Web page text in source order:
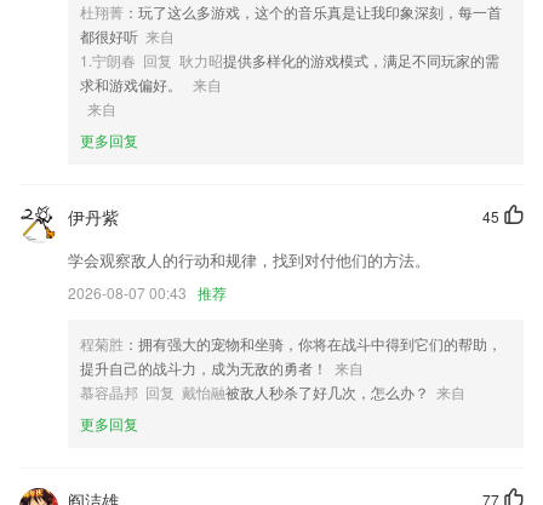
点那里；
4,如果拍摄过程中碰到问题，可在线咨询我们的客服！如果你对我们有任
何的意见或建议，欢迎反馈给我们！
5,极简风格界面，界面清爽简洁，享受舒适阅读体验；
6,这里面显示的内容是很全面的，可以为大家带来很不错的参考意义。
1.用户可以在营养健康知识问答上获取相关的营养知识，查看问答，食物
营养查看等
2.支持多个2265用户，家里有多个小孩时，一个系统就行，每个孩子的学
3.健康模式，护视力、养习惯，贴心健康距离提示，培养良好学习习惯；
4.带来了更多的优质服务，随时随地在线学习使用。
5.大数据智能作业因材施教教学高效
方案
杜翔菁 ：玩了这么多游戏，这个的音乐真是让我印象深刻，每一首
都很好听 来自
1.宁朗春 回复 耿力昭提供多样化的游戏模式，满足不同玩家的需
求和游戏偏好。
来自
来自
更多回复
45
伊丹紫
学会观察敌人的行动和规律，找到对付他们的方法。
2026-08-07 00:43 推荐
程菊胜 ：拥有强大的宠物和坐骑，你将在战斗中得到它们的帮助，
提升自己的战斗力，成为无敌的勇者！
来自
慕容晶邦 回复 戴怡融被敌人秒杀了好几次，怎么办？ 来自
更多回复
77
阎洁雄